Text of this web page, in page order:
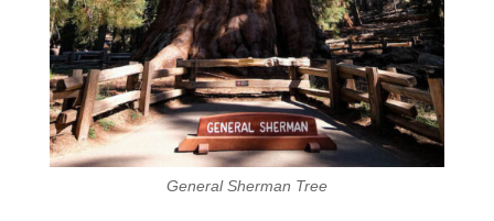
General Sherman Tree